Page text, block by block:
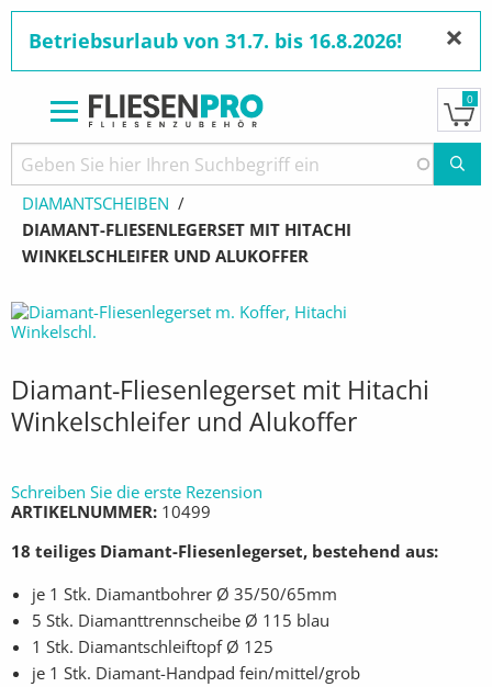
zum
Inhalt
Betriebsurlaub von 31.7. bis 16.8.2026! ×
0
Pfadnavigation
STARTSEITE PRODUKTE
DIAMANTWERKZEUGE
DIAMANTSCHEIBEN
AKTUELL:
DIAMANT-FLIESENLEGERSET MIT HITACHI
WINKELSCHLEIFER UND ALUKOFFER
Diamant-Fliesenlegerset mit Hitachi
Winkelschleifer und Alukoffer
Schreiben Sie die erste Rezension
ARTIKELNUMMER 10499
18 teiliges Diamant-Fliesenlegerset, bestehend aus:
je 1 Stk. Diamantbohrer Ø 35/50/65mm
5 Stk. Diamanttrennscheibe Ø 115 blau
1 Stk. Diamantschleiftopf Ø 125
je 1 Stk. Diamant-Handpad fein/mittel/grob